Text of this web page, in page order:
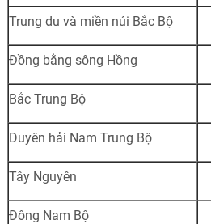
Trung du và miền núi Bắc Bộ
Đồng bằng sông Hồng
Bắc Trung Bộ
Duyên hải Nam Trung Bộ
Tây Nguyên
Đông Nam Bộ